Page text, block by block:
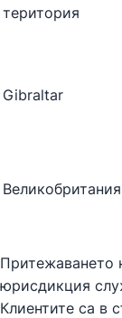
територия
Gibraltar
Великобритания
Притежаването
юрисдикция
Клиентите са в